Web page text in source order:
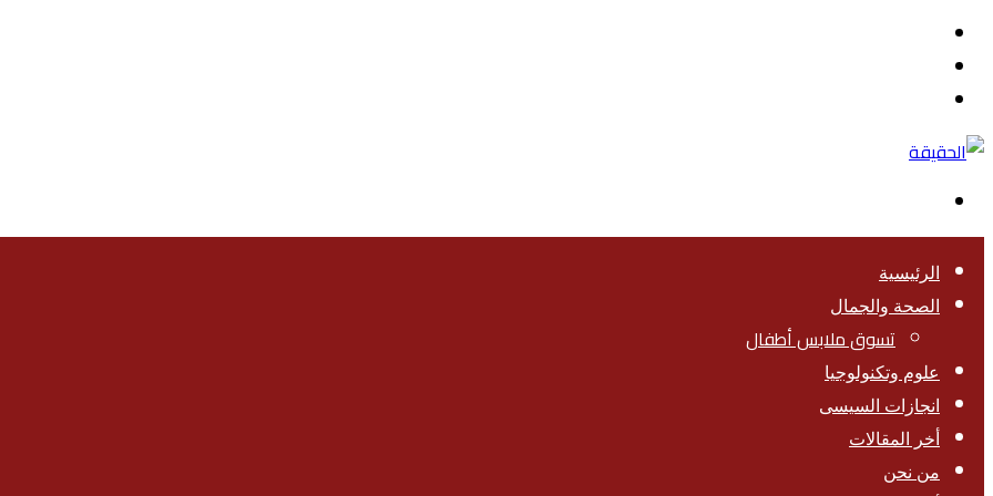
المظلم
الرئيسية
الصحة والجمال
تسوق ملابس أطفال
علوم وتكنولوجيا
انجازات السيسى
أخر المقالات
من نحن